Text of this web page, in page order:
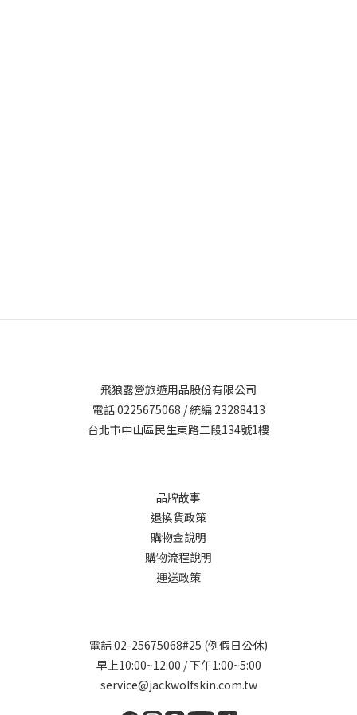
飛狼露營旅遊用品股份有限公司
電話 0225675068 / 統編 23288413
台北市中山區民生東路二段134號1樓
品牌故事
退換貨政策
購物金說明
購物流程說明
運送政策
電話 02-25675068#25 (例假日公休)
早上10:00~12:00 / 下午1:00~5:00
service@jackwolfskin.com.tw